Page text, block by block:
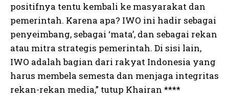
positifnya tentu kembali ke masyarakat dan
pemerintah. Karena apa? IWO ini hadir sebagai
penyeimbang, sebagai ‘mata’, dan sebagai rekan
atau mitra strategis pemerintah. Di sisi lain,
IWO adalah bagian dari rakyat Indonesia yang
harus membela semesta dan menjaga integritas
rekan-rekan media,” tutup Khairan ****